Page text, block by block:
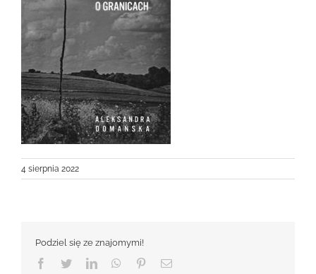
4 sierpnia 2022
Podziel się ze znajomymi!
Facebook
TwitterLinkedInWhatsApp
PinterestEmail